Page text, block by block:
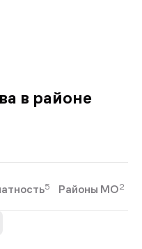
в районе
5 Районы МО2